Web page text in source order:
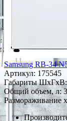
Samsung RB-34
Артикул: 175545
Габариты ШxГxВ:
Общий объем, л:
Размораживание